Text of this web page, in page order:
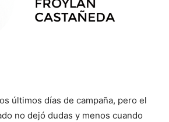
últimos días de campaña, pero el
no dejó dudas y menos cuando